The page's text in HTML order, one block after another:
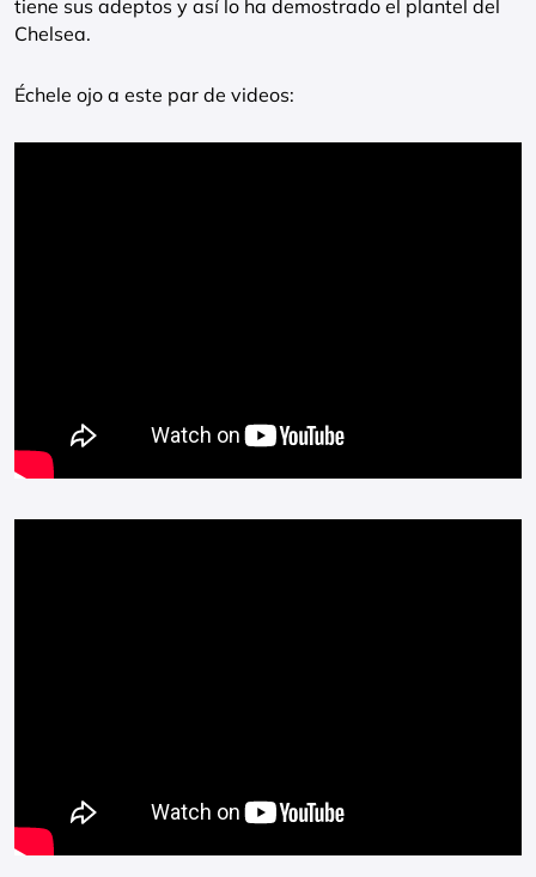
tiene sus adeptos y así lo ha demostrado el plantel del
Chelsea.
Échele ojo a este par de videos: